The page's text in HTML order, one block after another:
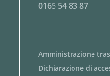
0165 54 83 87
Amministrazione
Dichiarazione di